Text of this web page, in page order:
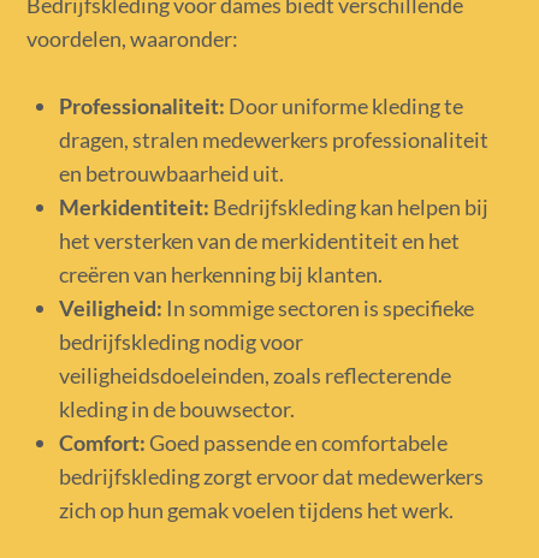
Bedrijfskleding voor dames biedt verschillende
voordelen, waaronder:
Professionaliteit: Door uniforme kleding te
dragen, stralen medewerkers professionaliteit
en betrouwbaarheid uit.
Merkidentiteit: Bedrijfskleding kan helpen bij
het versterken van de merkidentiteit en het
creëren van herkenning bij klanten.
Veiligheid: In sommige sectoren is specifieke
bedrijfskleding nodig voor
veiligheidsdoeleinden, zoals reflecterende
kleding in de bouwsector.
Comfort:Goed passende en comfortabele
bedrijfskleding zorgt ervoor dat medewerkers
zich op hun gemak voelen tijdens het werk.